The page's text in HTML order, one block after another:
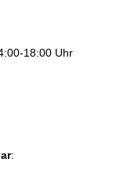
18:00 Uhr
: